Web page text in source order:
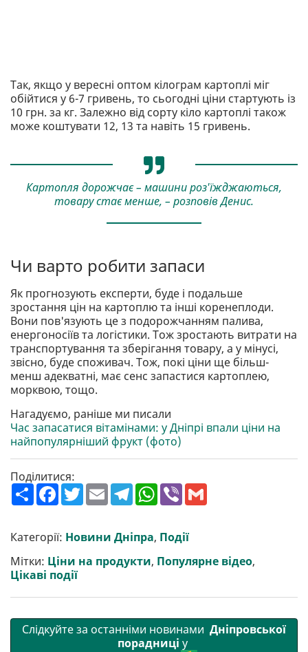
Так, якщо у вересні оптом кілограм картоплі міг
обійтися у 6-7 гривень, то сьогодні ціни стартують із
10 грн. за кг. Залежно від сорту кіло картоплі також
може коштувати 12, 13 та навіть 15 гривень.
Картопля дорожчає – машини роз'їжджаються,
товару стає менше, – розповів Денис.
Чи варто робити запаси
Як прогнозують експерти, буде і подальше
зростання цін на картоплю та інші коренеплоди.
Вони пов'язують це з подорожчанням палива,
енергоносіїв та логістики. Тож зростають витрати на
транспортування та зберігання товару, а у мінусі,
звісно, буде споживач. Тож, покі ціни ще більш-
менш адекватні, має сенс запастися картоплею,
морквою, тощо.
Нагадуємо, раніше ми писали
Час запасатися вітамінами: у Дніпрі впали ціни на
найпопулярніший фрукт (фото)
Поділитися:
П
о
ш
р
и
и
F
a
c
b
o
o
k
T
w
t
e
E
m
a
l
T
e
g
r
m
W
h
a
s
A
p
p
V
b
r
Категорії: Новини Дніпра, Події
Мітки: Ціни на продукти, Популярне відео,
Цікаві події
Слідкуйте за останніми новинами Дніпровської
порадниці у